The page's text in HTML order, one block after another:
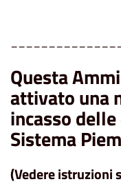
Questa
attivato una
incasso
Sistema
(Vedere istruzioni